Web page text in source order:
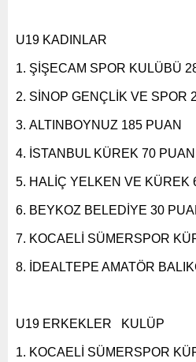
U19 KADINLAR
ŞİŞECAM SPOR KULÜBÜ
SİNOP GENÇLİK VE SPOR
ALTINBOYNUZ 185 PUAN
İSTANBUL KÜREK 70 PUAN
HALİÇ YELKEN VE KÜREK
BEYKOZ BELEDİYE 30
KOCAELİ SÜMERSPOR
İDEALTEPE AMATÖR
U19 ERKEKLER KULÜP
KOCAELİ SÜMERSPOR